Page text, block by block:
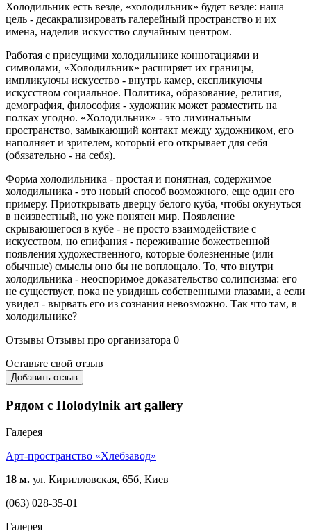
Холодильник есть везде, «холодильник» будет везде: наша
цель - десакрализировать галерейный пространство и их
имена, наделив искусство случайным центром.
Работая с присущими холодильнике коннотациями и
символами, «Холодильник» расширяет их границы,
импликуючы искусство - внутрь камер, експликуючы
искусством социальное. Политика, образование, религия,
демография, философия - художник может разместить на
полках угодно. «Холодильник» - это лиминальным
пространство, замыкающий контакт между художником, его
наполняет и зрителем, который его открывает для себя
(обязательно - на себя).
Форма холодильника - простая и понятная, содержимое
холодильника - это новый способ возможного, еще один его
примеру. Приоткрывать дверцу белого куба, чтобы окунуться
в неизвестный, но уже понятен мир. Появление
скрывающегося в кубе - не просто взаимодействие с
искусством, но епифания - переживание божественной
появления художественного, которые болезненные (или
обычные) смыслы оно бы не воплощало. То, что внутри
холодильника - неоспоримое доказательство солипсизма: его
не существует, пока не увидишь собственными глазами, а если
увидел - вырвать его из сознания невозможно. Так что там, в
холодильнике?
Отзывы Отзывы про организатора 0
Оставьте свой отзыв
Добавить отзыв
Рядом с Holodylnik art gallery
Галерея
Арт-пространство «Хлебзавод»
18 м. ул. Кирилловская, 65б, Киев
(063) 028-35-01
Галерея